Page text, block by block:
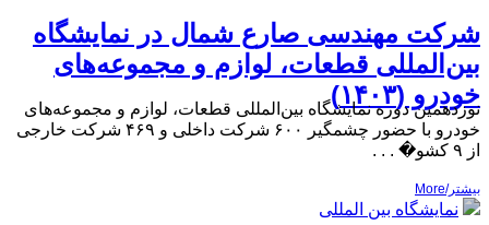
شرکت مهندسی صارع شمال در نمایشگاه
بین‌المللی قطعات، لوازم و مجموعه‌های
خودرو (۱۴۰۳)
نوزدهمین دوره نمایشگاه بین‌المللی قطعات، لوازم و مجموعه‌های
خودرو با حضور چشمگیر ۶۰۰ شرکت داخلی و ۴۶۹ شرکت خارجی
از ۹ کشو� . . .
بیشتر/More
نمایشگاه بین المللی